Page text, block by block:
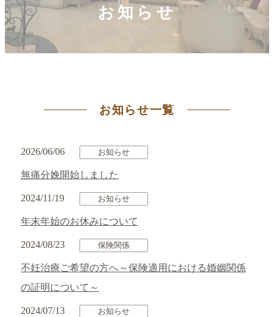
お知らせ
お知らせ一覧
2026/06/06 お知らせ
無痛分娩開始しました
2024/11/19 お知らせ
年末年始のお休みについて
2024/08/23 保険関係
不妊治療ご希望の方へ～保険適用における婚姻関係
の証明について～
2024/07/13 お知らせ